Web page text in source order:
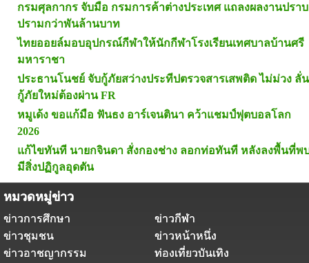
กรมศุลกากร จับมือ กรมการค้าต่างประเทศ แถลงผลงานปราบ
ปรามกว่าพันล้านบาท
ไทยออยล์มอบอุปกรณ์กีฬาให้นักกีฬาโรงเรียนเทศบาลบ้านศรี
มหาราชา
ประธานโนชย์ จับกู้ภัยสว่างประทีปตรวจสารเสพติด ไม่ม่วง ลั่น
กู้ภัยใหม่ต้องผ่าน FR
หมูเด้ง ขอแก้มือ ฟันธง อาร์เจนตินา คว้าแชมป์ฟุตบอลโลก
2026
แก้ไขทันที นายกจินดา สั่งกองช่าง ลอกท่อทันที หลังลงพื้นที่พ
มีสิ่งปฏิกูลอุดตัน
หมวดหมู่ข่าว
ข่าวการศึกษา
ข่าวกีฬา
ข่าวชุมชน
ข่าวหน้าหนึ่ง
ข่าวอาชญากรรม
ท่องเที่ยวบันเทิง